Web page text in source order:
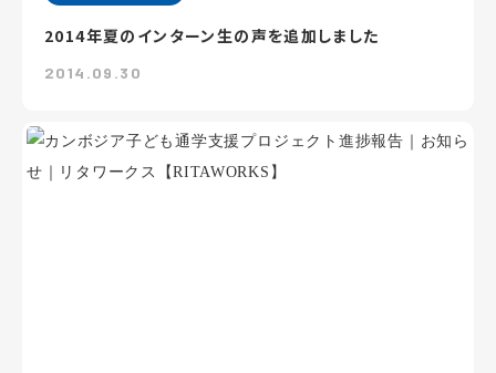
2014年夏のインターン生の声を追加しました
2014.09.30